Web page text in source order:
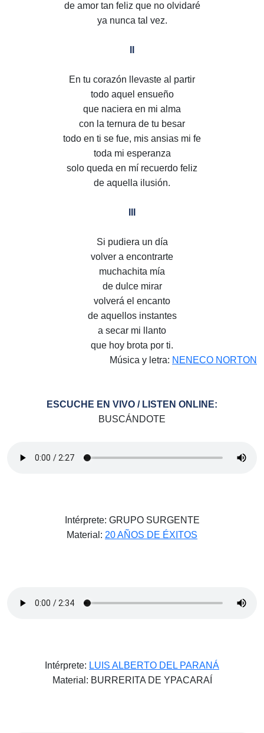
de amor tan feliz que no olvidaré
ya nunca tal vez.
En tu corazón llevaste al partir
todo aquel ensueño
que naciera en mi alma
con la ternura de tu besar
todo en ti se fue, mis ansias mi fe
toda mi esperanza
solo queda en mí recuerdo feliz
de aquella ilusión.
Si pudiera un día
volver a encontrarte
muchachita mía
de dulce mirar
volverá el encanto
de aquellos instantes
a secar mi llanto
que hoy brota por ti.
Música y letra: NENECO NORTON
ESCUCHE EN VIVO / LISTEN ONLINE:
BUSCÁNDOTE
Intérprete: GRUPO SURGENTE
Material: 20 AÑOS DE ÉXITOS
Intérprete: LUIS ALBERTO DEL PARANÁ
Material: BURRERITA DE YPACARAÍ